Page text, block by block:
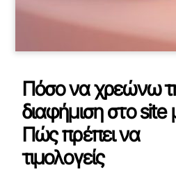
Πόσο να χρεώνω
διαφήμιση στο site
Πώς πρέπει να
τιμολογείς